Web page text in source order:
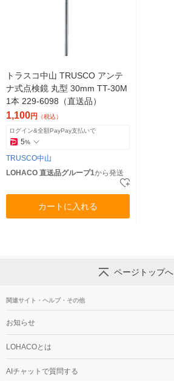
トラスコ中山 TRUSCO アンテ
ナ式点検鏡 丸型 30mm TT-30M
1本 229-6098（直送品）
1,100円 （税込）
ログイン&全額PayPay支払いで
5%
TRUSCO中山
LOHACO 直送品グループ1から発送
カートに入れる
ページトップへ
関連サイト・ヘルプ・その他
お知らせ
LOHACOとは
AIチャットで質問する